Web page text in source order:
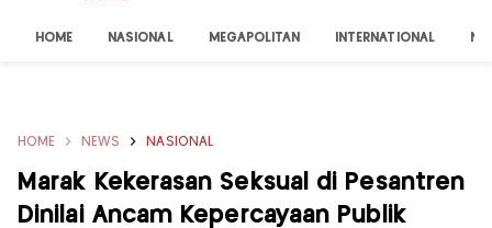
HOME NASIONAL MEGAPOLITAN INTERNATIONAL
HOME NEWS NASIONAL
Marak Kekerasan Seksual di Pesantren
Dinilai Ancam Kepercayaan Publik